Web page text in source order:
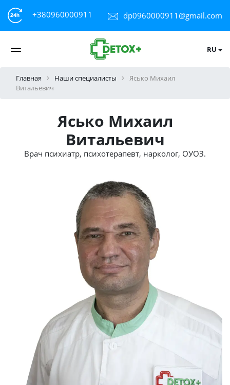
+380960000911 dp0960000911@gmail.com
RU
Главная Наши специалисты
Ясько Михаил
Витальевич
Ясько Михаил
Витальевич
Врач психиатр, психотерапевт, нарколог, ОУОЗ.